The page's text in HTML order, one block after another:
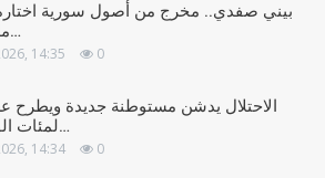
بيني صفدي.. مخرج من أصول سورية
ملكا في…
14:35 0
الاحتلال يدشن مستوطنة جديدة ويطرح
لمئات الوحدات…
14:34 0